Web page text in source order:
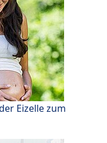
Eizelle zum